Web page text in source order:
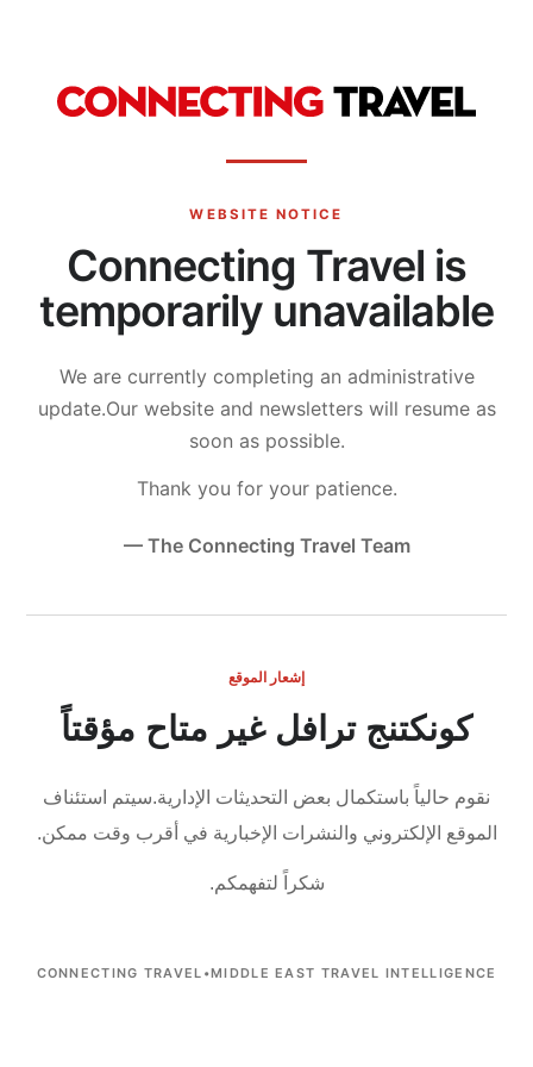
WEBSITE NOTICE
Connecting Travel is
temporarily unavailable
We are currently completing an administrative
update.Our website and newsletters will resume as
soon as possible.
Thank you for your patience.
— The Connecting Travel Team
إشعار الموقع
كونكتنج ترافل غير متاح مؤقتاً
نقوم حالياً باستكمال بعض التحديثات الإدارية.سيتم استئناف
الموقع الإلكتروني والنشرات الإخبارية في أقرب وقت ممكن.
شكراً لتفهمكم.
CONNECTING TRAVEL •MIDDLE EAST TRAVEL INTELLIGENCE